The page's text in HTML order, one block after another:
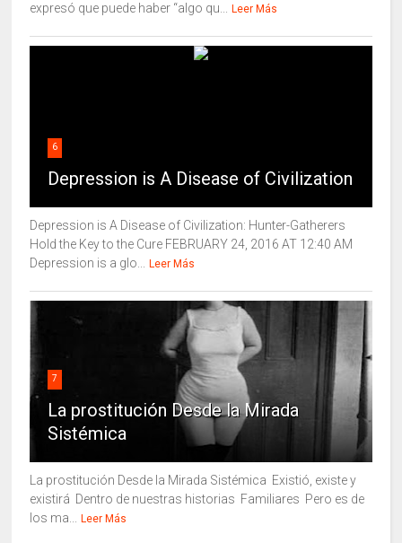
expresó que puede haber “algo qu... Leer Más
6
Depression is A Disease of Civilization
Depression is A Disease of Civilization: Hunter-Gatherers
Hold the Key to the Cure FEBRUARY 24, 2016 AT 12:40 AM
Depression is a glo... Leer Más
7
La prostitución Desde la Mirada
Sistémica
La prostitución Desde la Mirada Sistémica Existió, existe y
existirá Dentro de nuestras historias Familiares Pero es de
los ma... Leer Más